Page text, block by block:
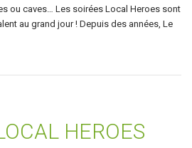
ou caves… Les soirées Local Heroes sont
au grand jour ! Depuis des années, Le
HEROES